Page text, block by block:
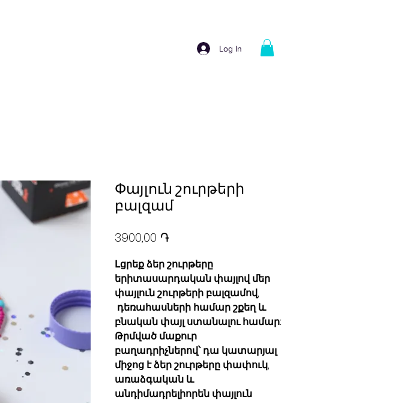
Log In
Փայլուն շուրթերի
բալզամ
3900,00 ֏
Լցրեք ձեր շուրթերը
երիտասարդական փայլով մեր
փայլուն շուրթերի բալզամով,
դեռահասների համար շքեղ և
բնական փայլ ստանալու համար:
Թրմված մաքուր
բաղադրիչներով՝ դա կատարյալ
միջոց է ձեր շուրթերը փափուկ,
առաձգական և
անդիմադրելիորեն փայլուն